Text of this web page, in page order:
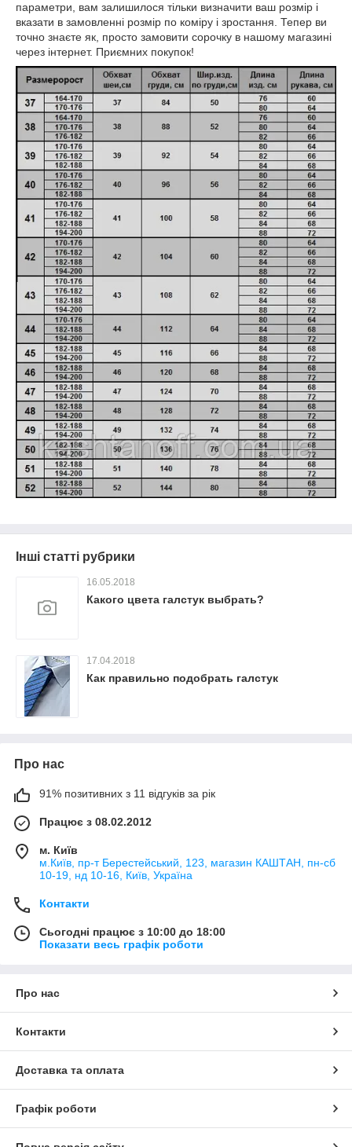
параметри, вам залишилося тільки визначити ваш розмір і
вказати в замовленні розмір по коміру і зростання. Тепер ви
точно знаєте як, просто замовити сорочку в нашому магазині
через інтернет. Приємних покупок!
Інші статті рубрики
16.05.2018
Какого цвета галстук выбрать?
17.04.2018
Как правильно подобрать галстук
Про нас
91% позитивних з 11 відгуків за рік
Працює з 08.02.2012
м. Київ
м.Київ, пр-т Берестейський, 123, магазин КАШТАН, пн-сб
10-19, нд 10-16, Київ, Україна
Контакти
Сьогодні працює з 10:00 до 18:00
Показати весь графік роботи
Про нас
Контакти
Доставка та оплата
Графік роботи